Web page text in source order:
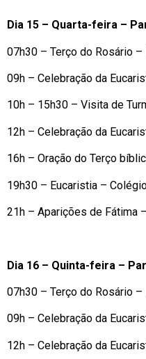
Dia 15 – Quarta-feira –
07h30 – Terço do Rosário
09h – Celebração da
10h – 15h30 – Visita de
12h – Celebração da
16h – Oração do Terço
19h30 – Eucaristia –
21h – Aparições de Fátima
Dia 16 – Quinta-feira –
07h30 – Terço do Rosário
09h – Celebração da
12h – Celebração da